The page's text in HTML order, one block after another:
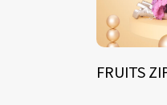
FRUITS